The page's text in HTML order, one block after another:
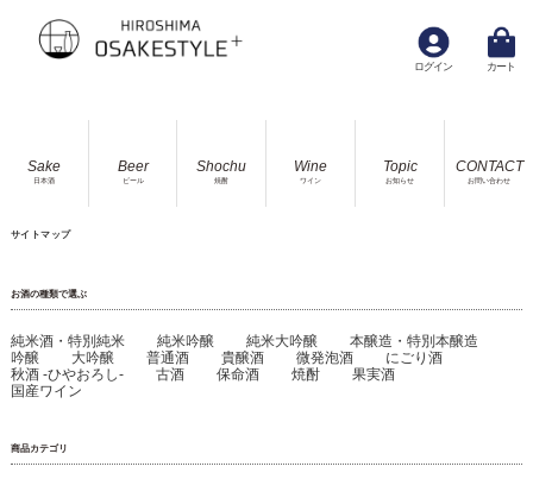
ログイン カート
Sake
日本酒
Beer
ビール
Shochu
焼酎
Wine
ワイン
Topic
お知らせ
CONTACT
お問い合わせ
トップページ サイトマップ
サイトマップ
お酒の種類で選ぶ
純米酒・特別純米 純米吟醸 純米大吟醸
本醸造・特別本醸造
吟醸
大吟醸 普通酒 貴醸酒 微発泡酒
にごり酒
秋酒 -ひやおろし-
古酒 保命酒 焼酎
果実酒
国産ワイン
商品カテゴリ